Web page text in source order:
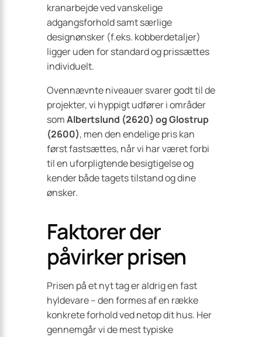
kranarbejde ved vanskelige
adgangsforhold samt særlige
designønsker (f.eks. kobberdetaljer)
ligger uden for standard og prissættes
individuelt.
Ovennævnte niveauer svarer godt til de
projekter, vi hyppigt udfører i områder
somAlbertslund (2620) og Glostrup
(2600), men den endelige pris kan
først fastsættes, når vi har været forbi
til en uforpligtende besigtigelse og
kender både tagets tilstand og dine
ønsker.
Faktorer der
påvirker prisen
Prisen på et nyt tag er aldrig en fast
hyldevare – den formes af en række
konkrete forhold ved netop dit hus. Her
gennemgår vi de mest typiske